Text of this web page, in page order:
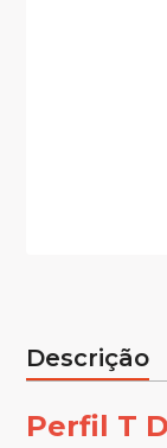
Descrição
Perfil T